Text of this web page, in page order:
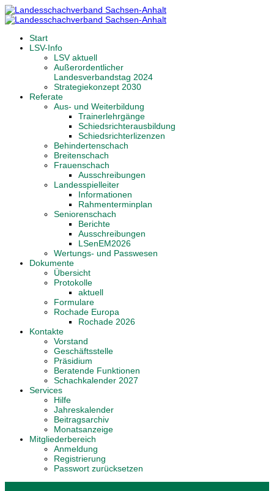
Start
LSV-Info
LSV aktuell
Außerordentlicher
Landesverbandstag 2024
Strategiekonzept 2030
Referate
Aus- und Weiterbildung
Trainerlehrgänge
Schiedsrichterausbildung
Schiedsrichterlizenzen
Behindertenschach
Breitenschach
Frauenschach
Ausschreibungen
Landesspielleiter
Informationen
Rahmenterminplan
Seniorenschach
Berichte
Ausschreibungen
LSenEM2026
Wertungs- und Passwesen
Dokumente
Übersicht
Protokolle
aktuell
Formulare
Rochade Europa
Rochade 2026
Kontakte
Vorstand
Geschäftsstelle
Präsidium
Beratende Funktionen
Schachkalender 2027
Services
Hilfe
Jahreskalender
Beitragsarchiv
Monatsanzeige
Mitgliederbereich
Anmeldung
Registrierung
Passwort zurücksetzen